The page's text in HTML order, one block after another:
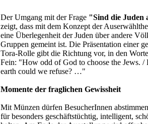
Der Umgang mit der Frage "Sind die Juden
zeigt, dass mit dem Konzept der
eine Überlegenheit der Juden über andere
Gruppen gemeint ist. Die Präsentation einer
Tora-Rolle gibt die Richtung vor, in den
Fein: "How odd of God to choose the Jews. /
earth could we refuse? …"
Momente der fraglichen Gewissheit
Mit Münzen dürfen BesucherInnen
für besonders geschäftstüchtig, intelligent,